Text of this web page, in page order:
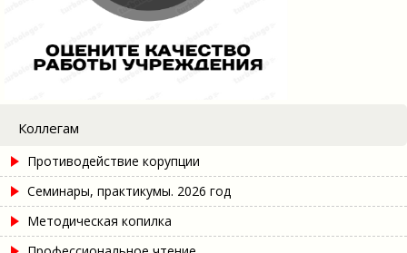
Коллегам
Противодействие корупции
Семинары, практикумы. 2026 год
Методическая копилка